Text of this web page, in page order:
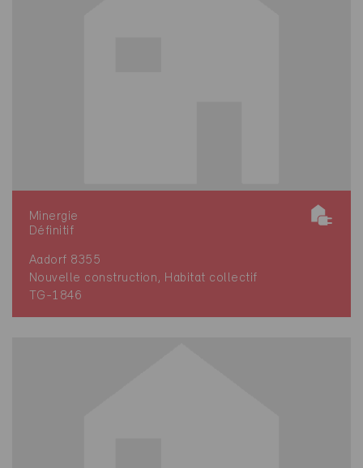
Minergie
Définitif
Aadorf 8355
Nouvelle construction, Habitat collectif
TG-1846